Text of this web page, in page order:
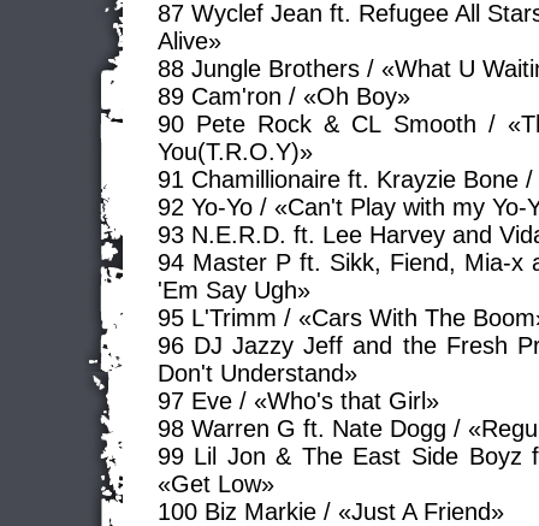
87 Wyclef Jean ft. Refugee All
Alive»
88 Jungle Brothers / «What U
89 Cam'ron / «Oh Boy»
90 Pete Rock & CL Smooth /
You(T.R.O.Y)»
91 Chamillionaire ft. Krayzie Bone /
92 Yo-Yo / «Can't Play with my Yo-
93 N.E.R.D. ft. Lee Harvey and
94 Master P ft. Sikk, Fiend, Mia-x
'Em Say Ugh»
95 L'Trimm / «Cars With The
96 DJ Jazzy Jeff and the Fresh
Don't Understand»
97 Eve / «Who's that Girl»
98 Warren G ft. Nate Dogg /
99 Lil Jon & The East Side Boyz
«Get Low»
100 Biz Markie / «Just A Friend»